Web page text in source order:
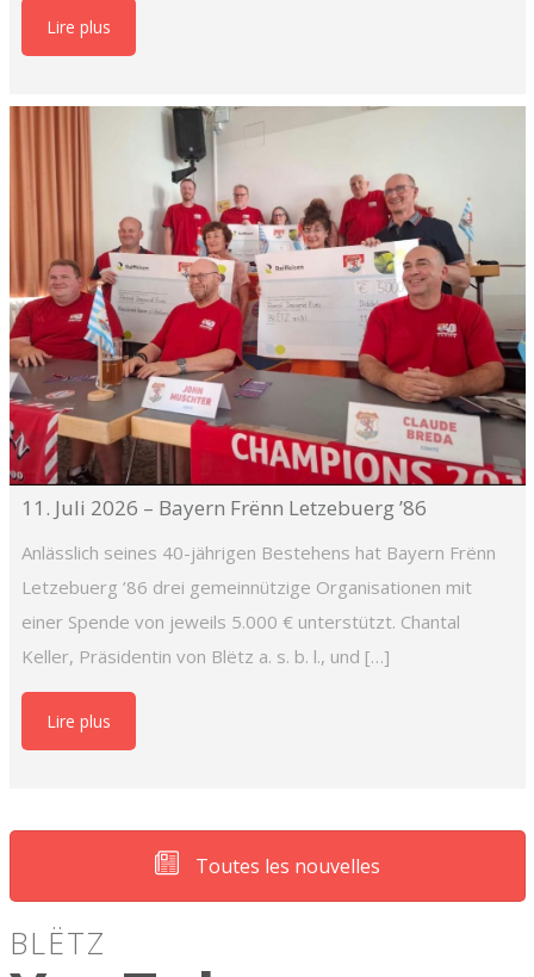
Lire plus
11. Juli 2026 – Bayern Frënn Letzebuerg ’86
Anlässlich seines 40-jährigen Bestehens hat Bayern Frënn
Letzebuerg ’86 drei gemeinnützige Organisationen mit
einer Spende von jeweils 5.000 € unterstützt. Chantal
Keller, Präsidentin von Blëtz a. s. b. l., und […]
Lire plus
Toutes les nouvelles
BLËTZ